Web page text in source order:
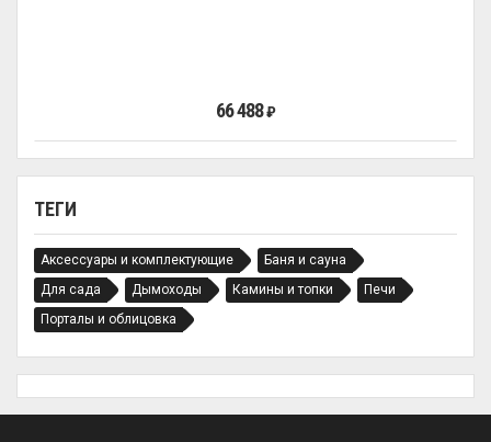
ТЕГИ
Аксессуары и комплектующие
Баня и сауна
Для сада
Дымоходы Камины и топки
Печи
Порталы и облицовка
66 488₽